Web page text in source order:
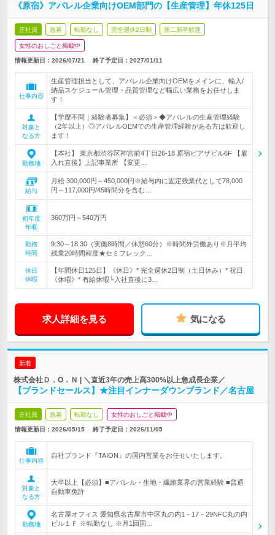
《原宿》アパレル企業向けOEM部門の【生産管理】年休125日
正社員 急募 転勤なし 完全週休2日制 第二新卒歓迎
女性のおしごと掲載中
情報更新日：2026/07/21 終了予定日： 2027/01/11
仕事内容
生産管理担当として、アパレル企業向けOEMをメインに、輸入/
納品スケジュール管理・品質管理など幅広い業務をお任せしま
す！
対象と
なる方
【学歴不問｜経験者募集】＜必須＞◆アパレルの生産管理経験
（2年以上）◎アパレルOEMでの生産管理経験がある方は歓迎し
ます！
勤務地
【本社】 東京都渋谷区神宮前4丁目26-18 原宿ピアザビル6F 【雇
入れ直後】上記事業所 【変更…
給与
月給 300,000円～450,000円※給与内に固定残業代として78,000
円～117,000円/45時間分を含む…
初年度
年収
360万円～540万円
勤務
時間
9:30～18:30（実働8時間／休憩60分）※時間外労働あり※月平均
残業20時間程度★セミフレック…
休日
休暇
【年間休日125日】《休日》* 完全週休2日制（土日休み）* 祝日
《休暇》* 有給休暇└入社直後に3…
求人詳細を見る 気になる
新着
株式会社Ｄ．О．Ｎ | ＼直近3年の売上高300%以上急成長企業／
【ブランドセールス】★注目インナーダウンブランド／名古屋
正社員 急募 転勤なし 女性のおしごと掲載中
情報更新日：2026/05/15 終了予定日： 2026/11/05
仕事内容
自社ブランド『TAION』の国内営業をお任せいたします。
対象と
なる方
大卒以上【必須】■アパレル・生地・繊維業界の営業経験 ■普通
自動車免許
勤務地
名古屋オフィス 愛知県名古屋市中区丸の内1－17－29NFC丸の内
ビル１Ｆ ※転勤なし ※月1回国…